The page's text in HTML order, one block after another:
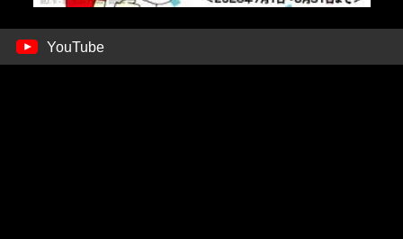
YouTube